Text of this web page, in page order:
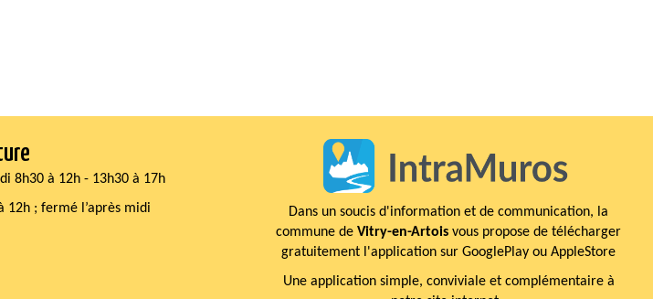
8h30 à 12h - 13h30 à 17h
12h ; fermé l’après midi
Dans un soucis d'information et de communication, la
commune de Vitry-en-Artois vous propose de télécharger
gratuitement l'application sur GooglePlay ou AppleStore
Une application simple, conviviale et complémentaire à